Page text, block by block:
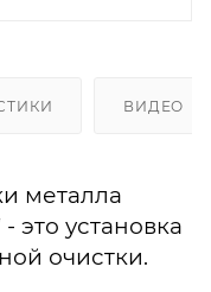
ВИДЕО
металла
- это установка
очистки.